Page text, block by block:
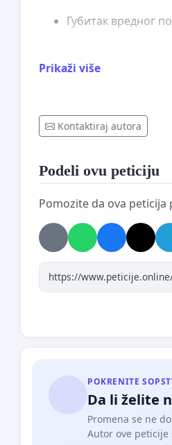
Губитак вредног
земљишта.
живота.
Ризик по
распадања и
Повећање
дивље животиње.
Наш захтев:
Prikaži više
Kontaktiraj autora
Podeli ovu peticiju
Pomozite da ova
POKRENITE
Da li želite
Promena se ne
Autor ove